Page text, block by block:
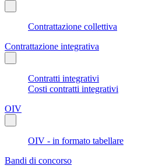
Contrattazione collettiva
Contrattazione integrativa
Contratti integrativi
Costi contratti integrativi
OIV
OIV - in formato tabellare
Bandi di concorso